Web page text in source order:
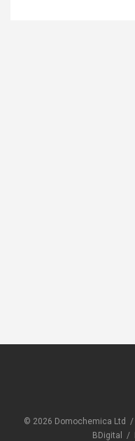
© 2026 Domochemica Ltd /
BDigital
/